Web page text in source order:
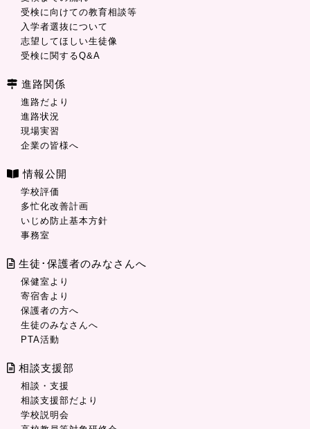
受検に向けての教育相談等
入学者選抜について
志望してほしい生徒像
受検に関するQ&A
進路関係
進路だより
進路状況
現場実習
企業の皆様へ
情報公開
学校評価
多忙化改善計画
いじめ防止基本方針
事務室
生徒･保護者のみなさんへ
保健室より
寄宿舎より
保護者の方へ
生徒のみなさんへ
PTA活動
相談支援部
相談・支援
相談支援部だより
学校説明会